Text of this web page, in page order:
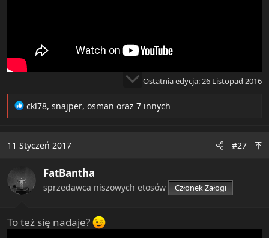
Ostatnia edycja:26 Listopad 2016
R
t
o
n
s
ckl78, snajper, osman oraz 7 innych
11 Styczeń 2017 #27
FatBantha
sprzedawca niszowych etosów Członek Załogi
To też się nadaje?